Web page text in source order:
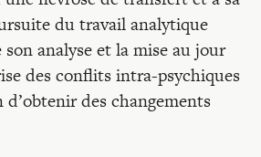
du travail analytique
analyse et la mise au jour
des conflits intra-psychiques
des changements